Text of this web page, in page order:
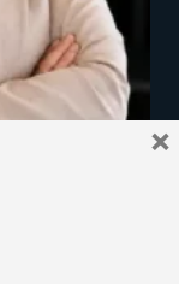
de que
para la
×